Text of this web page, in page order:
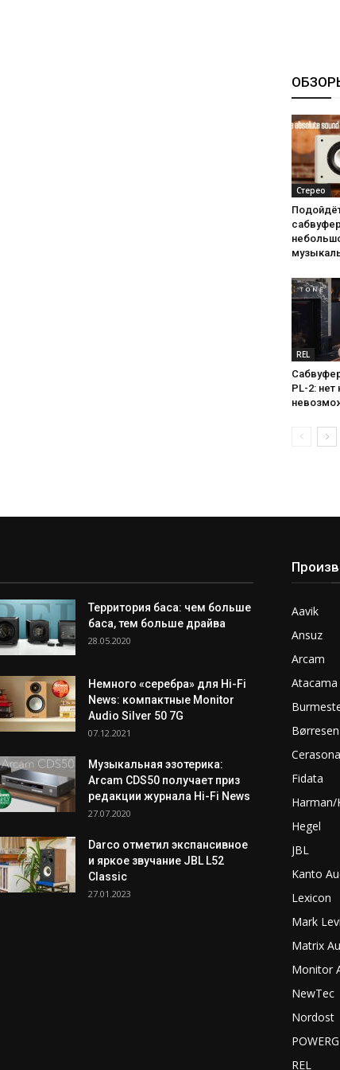
Стерео
REL
PL-2: нет
Территория баса: чем больше
баса, тем больше драйва
28.05.2020
Немного «серебра» для Hi-Fi
News: компактные Monitor
Audio Silver 50 7G
07.12.2021
Музыкальная эзотерика:
Arcam CDS50 получает приз
редакции журнала Hi-Fi News
27.07.2020
Darco отметил экспансивное
и яркое звучание JBL L52
Classic
27.01.2023
Aavik
Ansuz
Arcam
Atacama
Børresen
Fidata
Harman/
Hegel
JBL
Kanto
Lexicon
Mark
Matrix
Monitor
NewTec
Nordost
REL